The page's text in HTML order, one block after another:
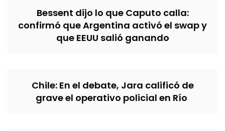
Bessent dijo lo que Caputo calla:
confirmó que Argentina activó el swap y
que EEUU salió ganando
Chile: En el debate, Jara calificó de
grave el operativo policial en Río